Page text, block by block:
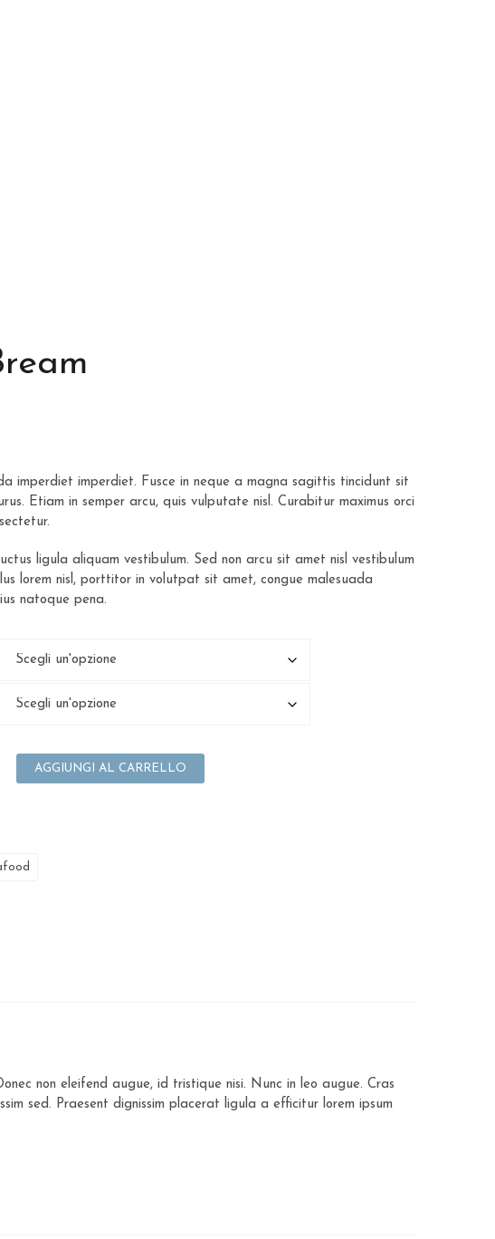
imperdiet imperdiet. Fusce in neque a magna sagittis tincidunt sit
Etiam in semper arcu, quis vulputate nisl. Curabitur maximus orci
ligula aliquam vestibulum. Sed non arcu sit amet nisl vestibulum
lorem nisl, porttitor in volutpat sit amet, congue malesuada
natoque pena.
AGGIUNGI AL CARRELLO
non eleifend augue, id tristique nisi. Nunc in leo augue. Cras
sed. Praesent dignissim placerat ligula a efficitur lorem ipsum